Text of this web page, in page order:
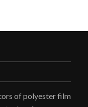
of polyester film